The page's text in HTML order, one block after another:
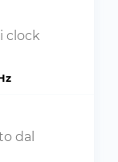
clock
dal